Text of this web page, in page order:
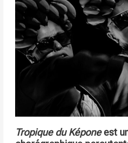
Tropique du Képoneest